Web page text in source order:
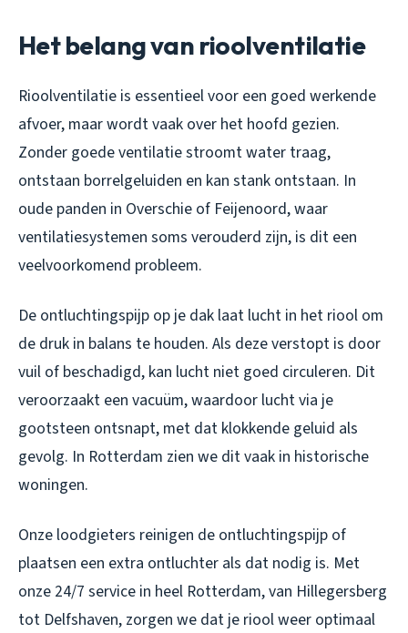
Het belang van rioolventilatie
Rioolventilatie is essentieel voor een goed werkende
afvoer, maar wordt vaak over het hoofd gezien.
Zonder goede ventilatie stroomt water traag,
ontstaan borrelgeluiden en kan stank ontstaan. In
oude panden in Overschie of Feijenoord, waar
ventilatiesystemen soms verouderd zijn, is dit een
veelvoorkomend probleem.
De ontluchtingspijp op je dak laat lucht in het riool om
de druk in balans te houden. Als deze verstopt is door
vuil of beschadigd, kan lucht niet goed circuleren. Dit
veroorzaakt een vacuüm, waardoor lucht via je
gootsteen ontsnapt, met dat klokkende geluid als
gevolg. In Rotterdam zien we dit vaak in historische
woningen.
Onze loodgieters reinigen de ontluchtingspijp of
plaatsen een extra ontluchter als dat nodig is. Met
onze 24/7 service in heel Rotterdam, van Hillegersberg
tot Delfshaven, zorgen we dat je riool weer optimaal